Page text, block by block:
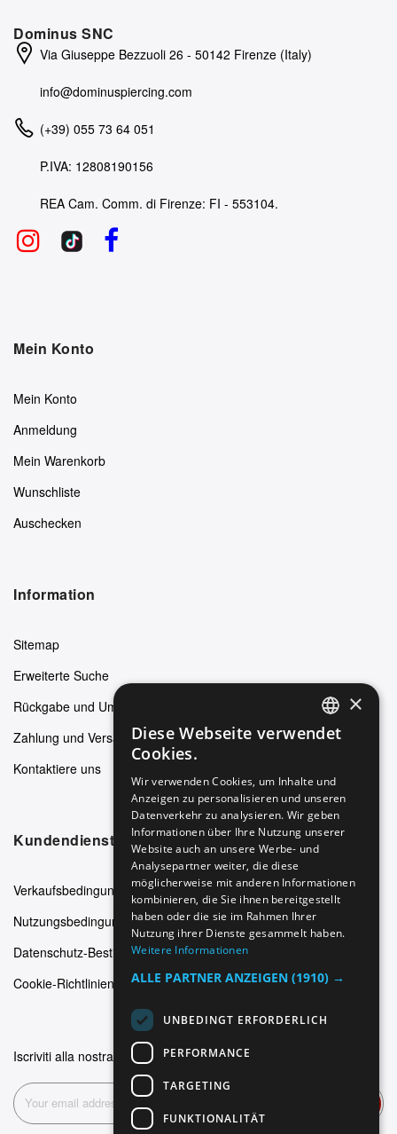
Dominus SNC
Via Giuseppe Bezzuoli 26 - 50142 Firenze (Italy)
info@dominuspiercing.com
(+39) 055 73 64 051
P.IVA: 12808190156
REA Cam. Comm. di Firenze: FI - 553104.
Mein Konto
Mein Konto
Anmeldung
Mein Warenkorb
Wunschliste
Auschecken
Information
Sitemap
Erweiterte Suche
Rückgabe und Umtausch
Zahlung und Versand
Kontaktiere uns
Kundendienst
Verkaufsbedingungen
Nutzungsbedingungen
Datenschutz-Bestimmungen
Cookie-Richtlinien
Iscriviti alla nostra newsletter
ENGLISH
ITALIAN
SPANISH
×
Diese Webseite verwendet
Cookies.
Wir verwenden Cookies, um Inhalte und
Anzeigen zu personalisieren und unseren
Datenverkehr zu analysieren. Wir geben
Informationen über Ihre Nutzung unserer
Website auch an unsere Werbe- und
Analysepartner weiter, die diese
möglicherweise mit anderen Informationen
kombinieren, die Sie ihnen bereitgestellt
haben oder die sie im Rahmen Ihrer
Nutzung ihrer Dienste gesammelt haben.
Weitere Informationen
ALLE PARTNER ANZEIGEN (1910) →
UNBEDINGT ERFORDERLICH
PERFORMANCE
TARGETING
FUNKTIONALITÄT